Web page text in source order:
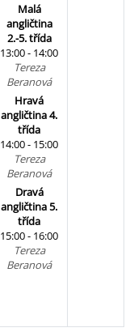
Malá
angličtina
2.-5. třída
13:00 - 14:00
Tereza
Beranová
Hravá
angličtina 4.
třída
14:00 - 15:00
Tereza
Beranová
Dravá
angličtina 5.
třída
15:00 - 16:00
Tereza
Beranová